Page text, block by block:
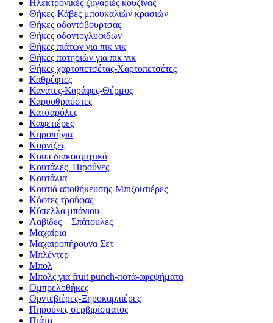
Ηλεκτρονικές ζυγαριές κουζίνας
Θήκες-Κάβες μπουκαλιών κρασιών
Θήκες οδοντόβουρτσας
Θήκες οδοντογλυφίδων
Θήκες πιάτων για πικ νικ
Θήκες ποτηριών για πικ νικ
Θήκες χαρτοπετσέτας-Χαρτοπετσέτες
Καθρέφτες
Κανάτες-Καράφες-Θέρμος
Καρυοθραύστες
Κατσαρόλες
Καφετιέρες
Κηροπήγια
Κορνίζες
Κουπ διακοσμητικά
Κουτάλες–Πιρούνες
Κουτάλια
Κουτιά αποθήκευσης-Μπιζουτιέρες
Κόφτες τρούφας
Κύπελλα μπάνιου
Λαβίδες – Σπάτουλες
Μαχαίρια
Μαχαιροπήρουνα Σετ
Μπλέντερ
Μπολ
Μπολς για fruit punch-ποτά-αφεψήματα
Ομπρελοθήκες
Ορντεβιέρες-Ξηροκαρπιέρες
Πηρούνες σερβιρίσματος
Πιάτα